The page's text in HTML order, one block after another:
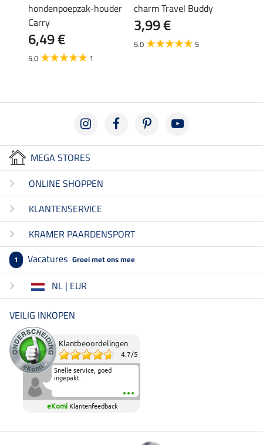
hondenpoepzak-houder
Carry
6,49 €
5.0 1
charm Travel Buddy
3,99 €
5.0 5
MEGA STORES
ONLINE SHOPPEN
KLANTENSERVICE
KRAMER PAARDENSPORT
1 Vacatures Groei met ons mee
NL | EUR
VEILIG INKOPEN
Klantbeoordelingen
4.7/5
Snelle service, goed
ingepakt.
eKomi Klantenfeedback